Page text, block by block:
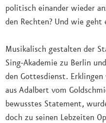
politisch einander wieder
den Rechten? Und wie
Musikalisch gestalten der
Sing-Akademie zu Berlin
den Gottesdienst.
aus Adalbert vom
bewusstes Statement,
doch zu seinen Lebzeiten